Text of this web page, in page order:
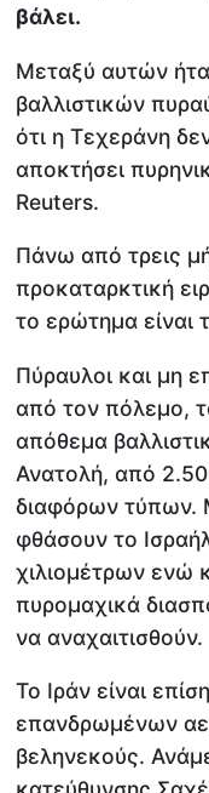
βάλει.
Μεταξύ αυτών
βαλλιστικών
ότι η Τεχεράνη
αποκτήσει
Reuters.
Πάνω από τρεις
προκαταρκτική
το ερώτημα είναι
Πύραυλοι και μη
από τον πόλεμο,
απόθεμα
Ανατολή, από
διαφόρων τύπων.
φθάσουν το
χιλιομέτρων ενώ
πυρομαχικά
να αναχαιτισθούν.
Το Ιράν είναι
επανδρωμένων
βεληνεκούς.